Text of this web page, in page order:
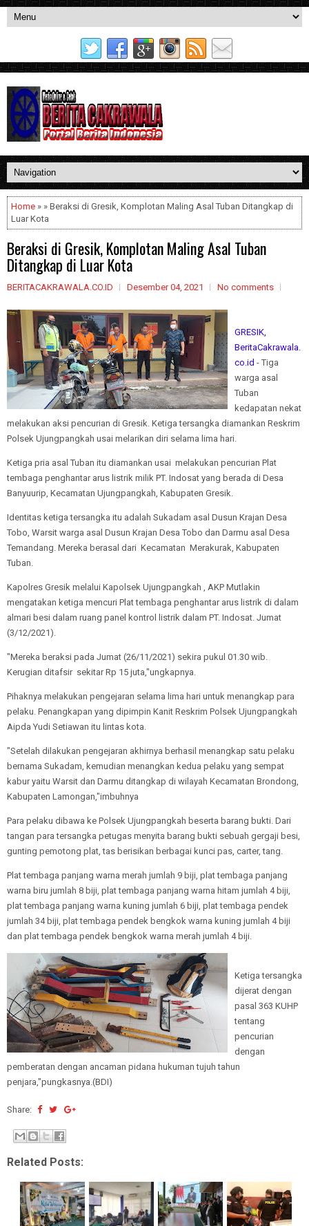
Home » » Beraksi di Gresik, Komplotan Maling Asal Tuban Ditangkap di
Luar Kota
Beraksi di Gresik, Komplotan Maling Asal Tuban
Ditangkap di Luar Kota
BERITACAKRAWALA.CO.ID Desember 04, 2021 No comments
GRESIK,
BeritaCakrawala.
co.id - Tiga
warga asal
Tuban
kedapatan nekat
melakukan aksi pencurian di Gresik. Ketiga tersangka diamankan Reskrim
Polsek Ujungpangkah usai melarikan diri selama lima hari.
Ketiga pria asal Tuban itu diamankan usai melakukan pencurian Plat
tembaga penghantar arus listrik milik PT. Indosat yang berada di Desa
Banyuurip, Kecamatan Ujungpangkah, Kabupaten Gresik.
Identitas ketiga tersangka itu adalah Sukadam asal Dusun Krajan Desa
Tobo, Warsit warga asal Dusun Krajan Desa Tobo dan Darmu asal Desa
Temandang. Mereka berasal dari Kecamatan Merakurak, Kabupaten
Tuban.
Kapolres Gresik melalui Kapolsek Ujungpangkah , AKP Mutlakin
mengatakan ketiga mencuri Plat tembaga penghantar arus listrik di dalam
almari besi dalam ruang panel kontrol listrik dalam PT. Indosat. Jumat
(3/12/2021).
"Mereka beraksi pada Jumat (26/11/2021) sekira pukul 01.30 wib.
Kerugian ditafsir sekitar Rp 15 juta,"ungkapnya.
Pihaknya melakukan pengejaran selama lima hari untuk menangkap para
pelaku. Penangkapan yang dipimpin Kanit Reskrim Polsek Ujungpangkah
Aipda Yudi Setiawan itu lintas kota.
"Setelah dilakukan pengejaran akhirnya berhasil menangkap satu pelaku
bernama Sukadam, kemudian menangkan kedua pelaku yang sempat
kabur yaitu Warsit dan Darmu ditangkap di wilayah Kecamatan Brondong,
Kabupaten Lamongan,"imbuhnya
Para pelaku dibawa ke Polsek Ujungpangkah beserta barang bukti. Dari
tangan para tersangka petugas menyita barang bukti sebuah gergaji besi,
gunting pemotong plat, tas berisikan berbagai kunci pas, carter, tang.
Plat tembaga panjang warna merah jumlah 9 biji, plat tembaga panjang
warna biru jumlah 8 biji, plat tembaga panjang warna hitam jumlah 4 biji,
plat tembaga panjang warna kuning jumlah 6 biji, plat tembaga pendek
jumlah 34 biji, plat tembaga pendek bengkok warna kuning jumlah 4 biji
dan plat tembaga pendek bengkok warna merah jumlah 4 biji.
Ketiga tersangka
dijerat dengan
pasal 363 KUHP
tentang
pencurian
dengan
pemberatan dengan ancaman pidana hukuman tujuh tahun
penjara,"pungkasnya.(BDI)
Share:
Related Posts: